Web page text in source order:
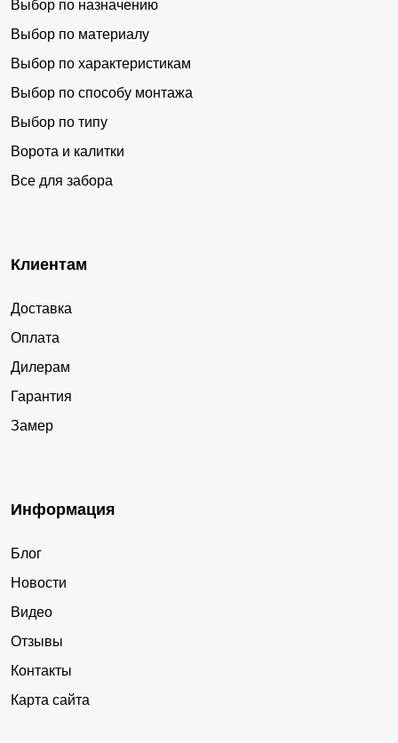
Выбор по назначению
Выбор по материалу
Выбор по характеристикам
Выбор по способу монтажа
Выбор по типу
Ворота и калитки
Все для забора
Клиентам
Доставка
Оплата
Дилерам
Гарантия
Замер
Информация
Блог
Новости
Видео
Отзывы
Контакты
Карта сайта